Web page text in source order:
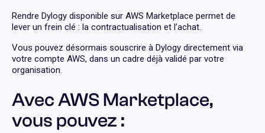
Rendre Dylogy disponible sur AWS Marketplace permet de
lever un frein clé : la contractualisation et l’achat.
Vous pouvez désormais souscrire à Dylogy directement via
votre compte AWS, dans un cadre déjà validé par votre
organisation.
Avec AWS Marketplace,
vous pouvez :